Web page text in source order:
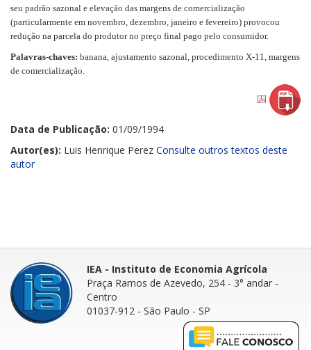
seu padrão sazonal e elevação das margens de comercialização
(particularmente em novembro, dezembro, janeiro e fevereiro) provocou
redução na parcela do produtor no preço final pago pelo consumidor.
Palavras-chaves: banana, ajustamento sazonal, procedimento X-11, margens
de comercialização.
Data de Publicação: 01/09/1994
Autor(es): Luis Henrique Perez Consulte outros textos deste
autor
IEA - Instituto de Economia Agrícola
Praça Ramos de Azevedo, 254 - 3° andar -
Centro
01037-912 - São Paulo - SP